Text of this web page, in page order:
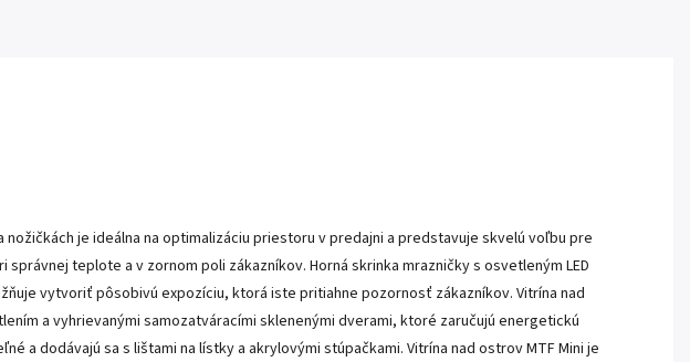
nožičkách je ideálna na optimalizáciu priestoru v predajni a predstavuje skvelú voľbu pre
teplote a v zornom poli zákazníkov. Horná skrinka mrazničky s osvetleným LED
vytvoriť pôsobivú expozíciu, ktorá iste pritiahne pozornosť zákazníkov. Vitrína nad
a vyhrievanými samozatváracími sklenenými dverami, ktoré zaručujú energetickú
a dodávajú sa s lištami na lístky a akrylovými stúpačkami. Vitrína nad ostrov MTF Mini je